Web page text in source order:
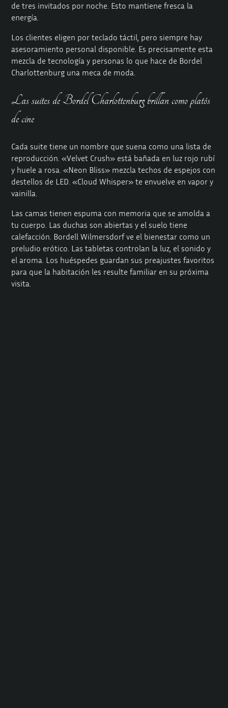
de tres invitados por noche. Esto mantiene fresca la
energía.
Los clientes eligen por teclado táctil, pero siempre hay
asesoramiento personal disponible. Es precisamente esta
mezcla de tecnología y personas lo que hace de Bordel
Charlottenburg una meca de moda.
Las suites de Bordel Charlottenburg brillan como platós
de cine
Cada suite tiene un nombre que suena como una lista de
reproducción. «Velvet Crush» está bañada en luz rojo rubí
y huele a rosa. «Neon Bliss» mezcla techos de espejos con
destellos de LED. «Cloud Whisper» te envuelve en vapor y
vainilla.
Las camas tienen espuma con memoria que se amolda a
tu cuerpo. Las duchas son abiertas y el suelo tiene
calefacción. Bordell Wilmersdorf ve el bienestar como un
preludio erótico. Las tabletas controlan la luz, el sonido y
el aroma. Los huéspedes guardan sus preajustes favoritos
para que la habitación les resulte familiar en su próxima
visita.